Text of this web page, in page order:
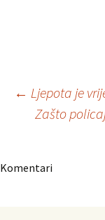
← Ljepota je
Zašto
Komentari